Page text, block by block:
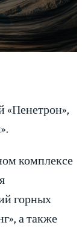
«Пенетрон»,
комплексе
горных
а также